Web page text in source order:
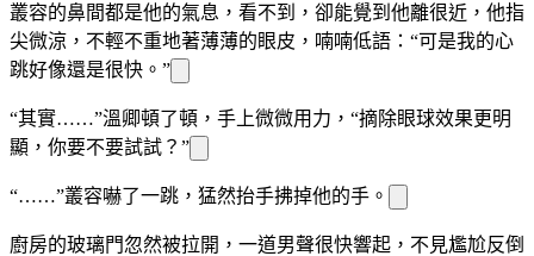
叢容的鼻間都是他的氣息， 看不到，卻能覺到他離很近，他指
尖微涼，不輕不重地著薄薄的眼皮， 喃喃低語：“可是我的心
跳好像還是很快。”
“其實……”溫卿頓了頓，手上微微用力，“摘除眼球效果更明
顯，你要不要試試？”
“……”叢容嚇了一跳，猛然抬手拂掉他的手。
廚房的玻璃門忽然被拉開，一道男聲很快響起，不見尷尬反倒